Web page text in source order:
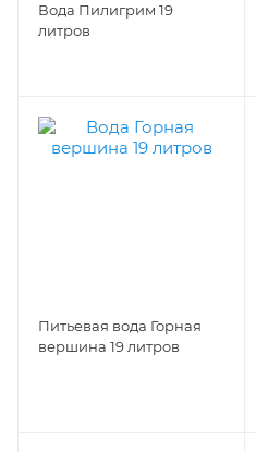
Вода Пилигрим 19
литров
Питьевая вода Горная
вершина 19 литров